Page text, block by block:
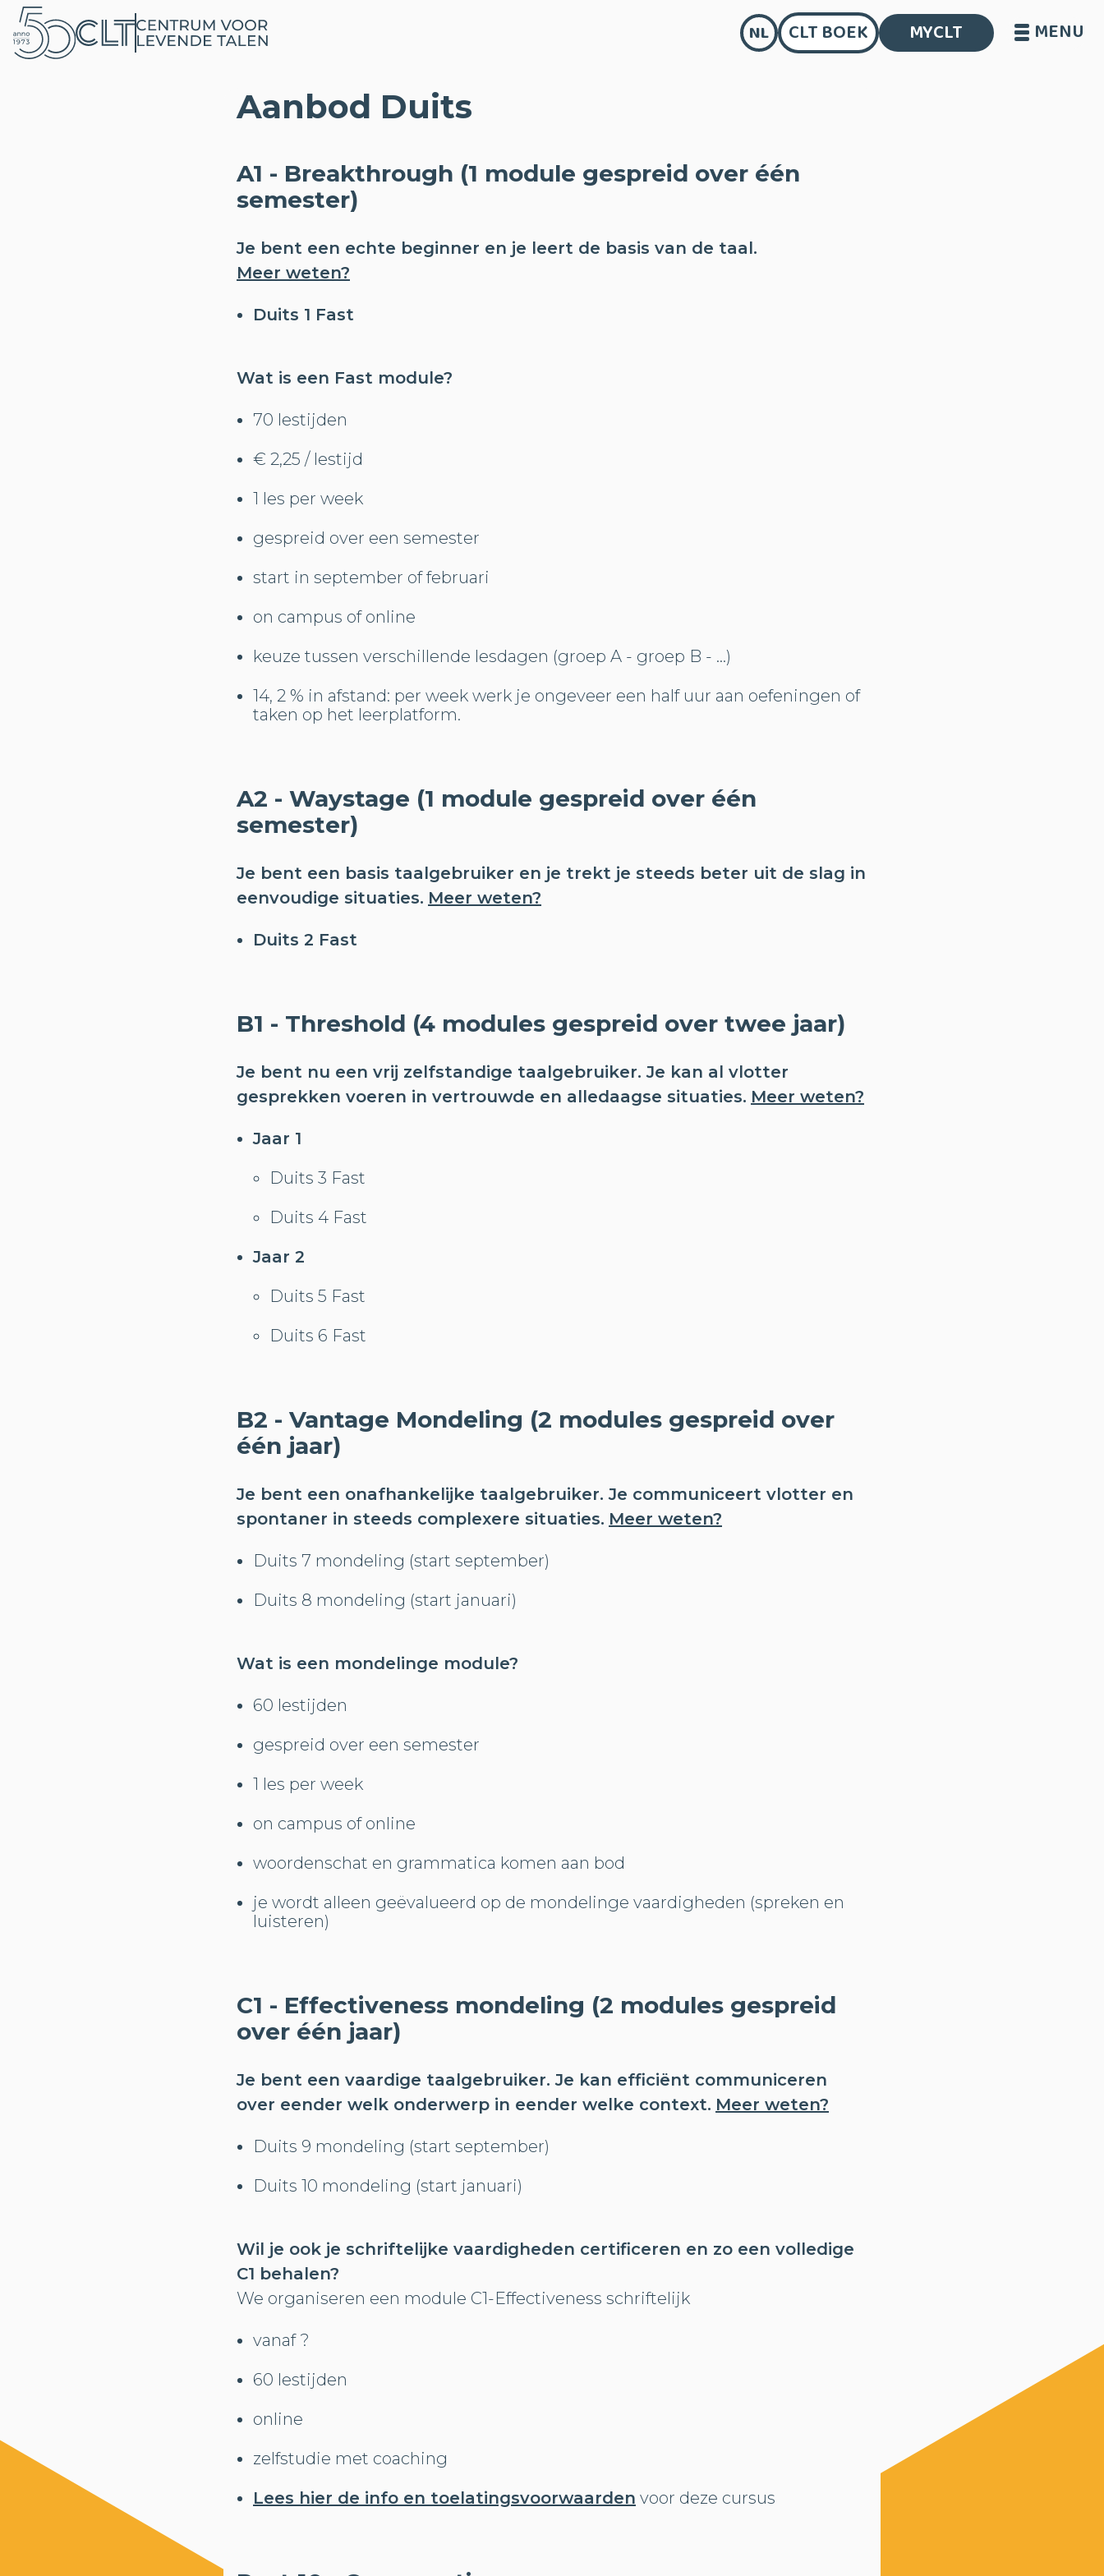
MENU
NL CLT BOEK MYCLT
Aanbod Duits
A1 - Breakthrough (1 module gespreid over één
semester)
Je bent een echte beginner en je leert de basis van de taal.
Meer weten?
Duits 1 Fast
Wat is een Fast module?
70 lestijden
€ 2,25 / lestijd
1 les per week
gespreid over een semester
start in september of februari
on campus of online
keuze tussen verschillende lesdagen (groep A - groep B - ...)
14, 2 % in afstand: per week werk je ongeveer een half uur aan oefeningen of
taken op het leerplatform.
A2 - Waystage (1 module gespreid over één
semester)
Je bent een basis taalgebruiker en je trekt je steeds beter uit de slag in
eenvoudige situaties. Meer weten?
Duits 2 Fast
B1 - Threshold (4 modules gespreid over twee jaar)
Je bent nu een vrij zelfstandige taalgebruiker. Je kan al vlotter
gesprekken voeren in vertrouwde en alledaagse situaties. Meer weten?
Jaar 1
Duits 3 Fast
Duits 4 Fast
Jaar 2
Duits 5 Fast
Duits 6 Fast
B2 - Vantage Mondeling (2 modules gespreid over
één jaar)
Je bent een onafhankelijke taalgebruiker. Je communiceert vlotter en
spontaner in steeds complexere situaties. Meer weten?
Duits 7 mondeling (start september)
Duits 8 mondeling (start januari)
Wat is een mondelinge module?
60 lestijden
gespreid over een semester
1 les per week
on campus of online
woordenschat en grammatica komen aan bod
je wordt alleen geëvalueerd op de mondelinge vaardigheden (spreken en
luisteren)
C1 - Effectiveness mondeling (2 modules gespreid
over één jaar)
Je bent een vaardige taalgebruiker. Je kan efficiënt communiceren
over eender welk onderwerp in eender welke context. Meer weten?
Duits 9 mondeling (start september)
Duits 10 mondeling (start januari)
Wil je ook je schriftelijke vaardigheden certificeren en zo een volledige
C1 behalen?
We organiseren een module C1-Effectiveness schriftelijk
vanaf ?
60 lestijden
online
zelfstudie met coaching
Lees hier de info en toelatingsvoorwaarden voor deze cursus